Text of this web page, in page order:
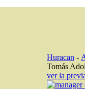
Huracan -
Tomás
ver la